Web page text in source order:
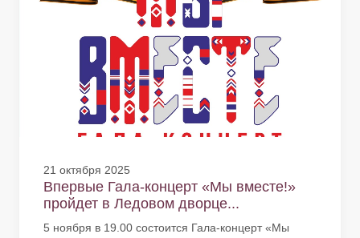
21 октября 2025
Впервые Гала-концерт «Мы вместе!»
пройдет в Ледовом дворце...
5 ноября в 19.00 состоится Гала-концерт «Мы